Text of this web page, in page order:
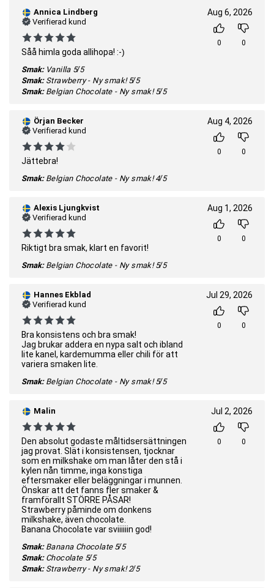
Annica Lindberg
Verifierad kund
Såå himla goda allihopa! :-)
Smak: Vanilla 5/5
Smak: Strawberry - Ny smak! 5/5
Smak: Belgian Chocolate - Ny smak! 5/5
Aug 6, 2026
0 0
Örjan Becker
Verifierad kund
Jättebra!
Smak: Belgian Chocolate - Ny smak! 4/5
Aug 4, 2026
0 0
Alexis Ljungkvist
Verifierad kund
Riktigt bra smak, klart en favorit!
Smak: Belgian Chocolate - Ny smak! 5/5
Aug 1, 2026
0 0
Hannes Ekblad
Verifierad kund
Bra konsistens och bra smak!
Jag brukar addera en nypa salt och ibland
lite kanel, kardemumma eller chili för att
variera smaken lite.
Smak: Belgian Chocolate - Ny smak! 5/5
Jul 29, 2026
0 0
Malin
Den absolut godaste måltidsersättningen
jag provat. Slät i konsistensen, tjocknar
som en milkshake om man låter den stå i
kylen nån timme, inga konstiga
eftersmaker eller beläggningar i munnen.
Önskar att det fanns fler smaker &
framförallt STÖRRE PÅSAR!
Strawberry påminde om donkens
milkshake, även chocolate.
Banana Chocolate var sviiiiiin god!
Smak: Banana Chocolate 5/5
Smak: Chocolate 5/5
Smak: Strawberry - Ny smak! 2/5
Jul 2, 2026
0 0